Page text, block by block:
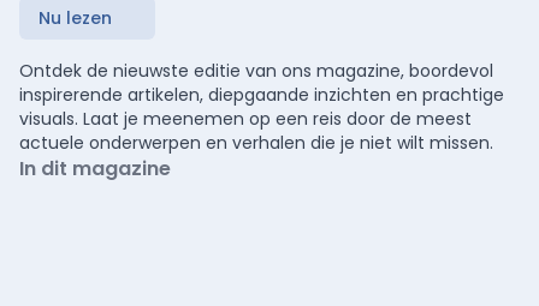
Nu lezen
Ontdek de nieuwste editie van ons magazine, boordevol
inspirerende artikelen, diepgaande inzichten en prachtige
visuals. Laat je meenemen op een reis door de meest
actuele onderwerpen en verhalen die je niet wilt missen.
In dit magazine